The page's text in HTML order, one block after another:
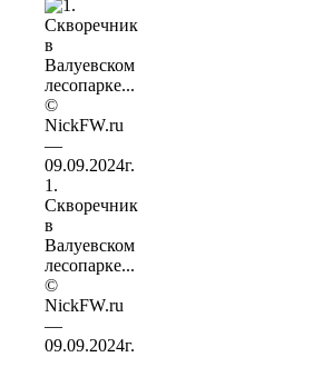
1.
Скворечник
в
Валуевском
лесопарке...
©
NickFW.ru
—
09.09.2024г.